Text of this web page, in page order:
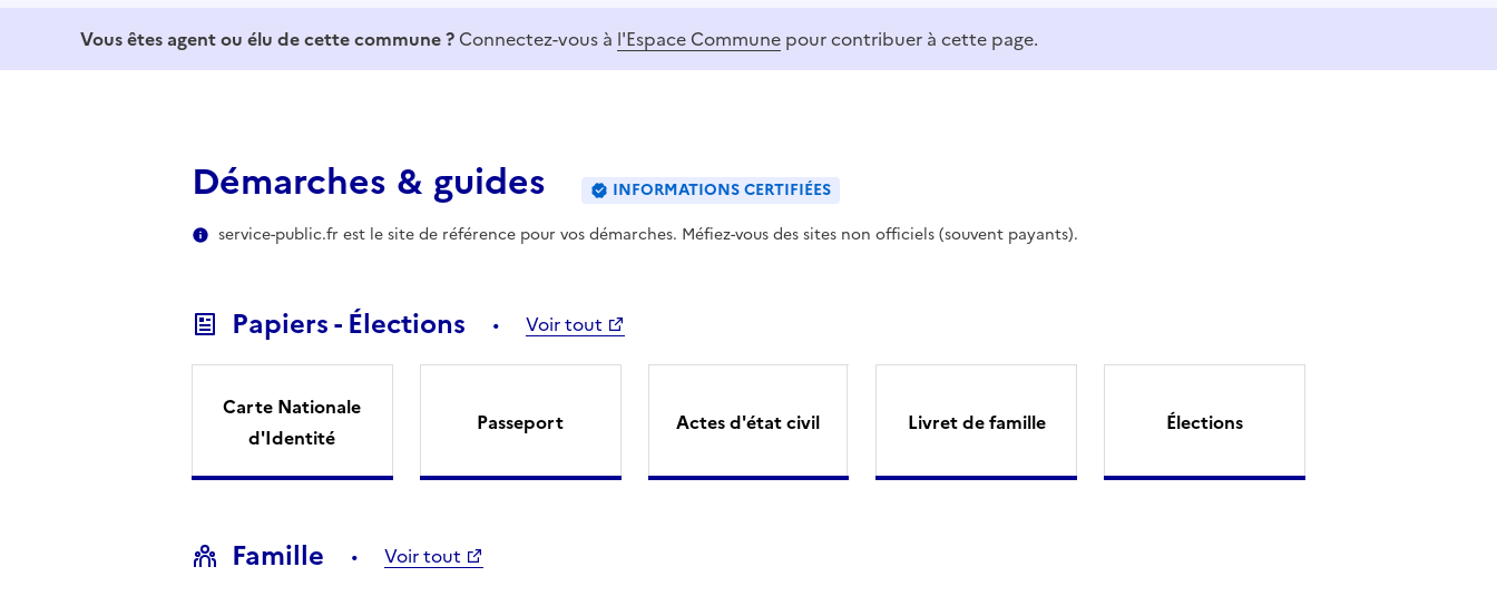
Vous êtes agent ou élu de cette commune ? Connectez-vous à l'Espace Commune pour contribuer à cette page.
Démarches & guides
INFORMATIONS CERTIFIÉES
service-public.fr est le site de référence pour vos démarches. Méfiez-vous des sites non officiels (souvent payants).
Papiers - Élections Voir tout
Carte Nationale
d'Identité
Passeport Actes d'état civil Livret de famille Élections
Famille Voir tout